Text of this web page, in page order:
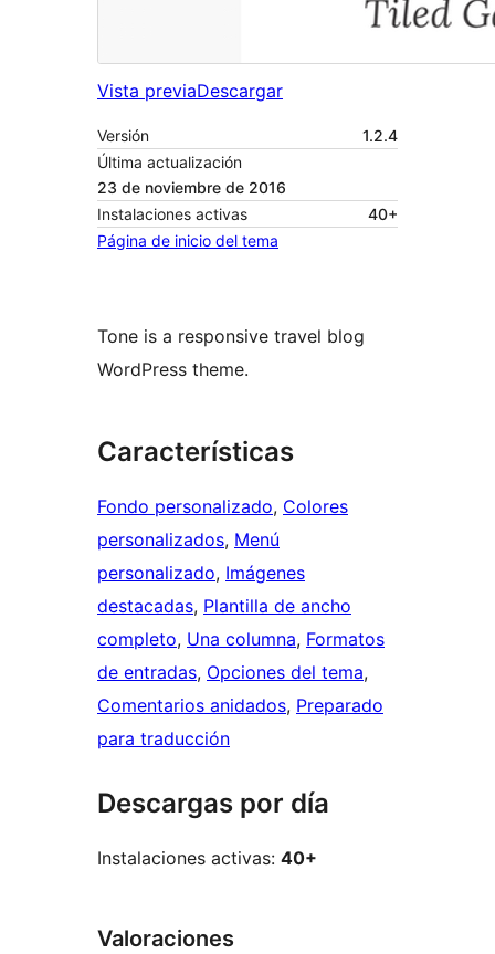
Vista previaDescargar
Versión
1.2.4
Última actualización
23 de noviembre de 2016
Instalaciones activas
40+
Página de inicio del tema
Tone is a responsive travel blog
WordPress theme.
Características
Fondo personalizado, Colores
personalizados, Menú
personalizado, Imágenes
destacadas, Plantilla de ancho
completo, Una columna, Formatos
de entradas, Opciones del tema
Comentarios anidados, Preparado
para traducción
Descargas por día
Instalaciones activas: 40+
Valoraciones